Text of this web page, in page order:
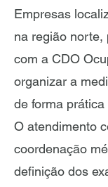
Empresas
na região norte,
com a CDO
organizar a
de forma
O atendimento
coordenação
definição dos